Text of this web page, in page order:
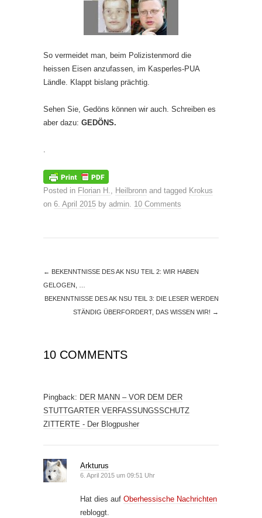
So vermeidet man, beim Polizistenmord die
heissen Eisen anzufassen, im Kasperles-PUA
Ländle. Klappt bislang prächtig.
Sehen Sie, Gedöns können wir auch. Schreiben es
aber dazu: GEDÖNS.
Posted in Florian H., Heilbronn and tagged Krokus
on 6. April 2015 by admin. 10 Comments
← BEKENNTNISSE DES AK NSU TEIL 2: WIR HABEN
GELOGEN, …
BEKENNTNISSE DES AK NSU TEIL 3: DIE LESER WERDEN
STÄNDIG ÜBERFORDERT, DAS WISSEN WIR! →
10 COMMENTS
Pingback: DER MANN – VOR DEM DER
STUTTGARTER VERFASSUNGSSCHUTZ
ZITTERTE - Der Blogpusher
Arkturus
6. April 2015 um 09:51 Uhr
Hat dies auf Oberhessische Nachrichten
rebloggt.